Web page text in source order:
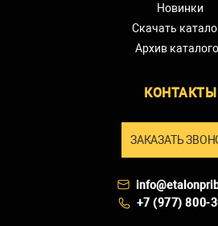
Новинки
Скачать
Архив
КОНТАКТЫ
ЗАКАЗАТЬ
+7 (977) 800-